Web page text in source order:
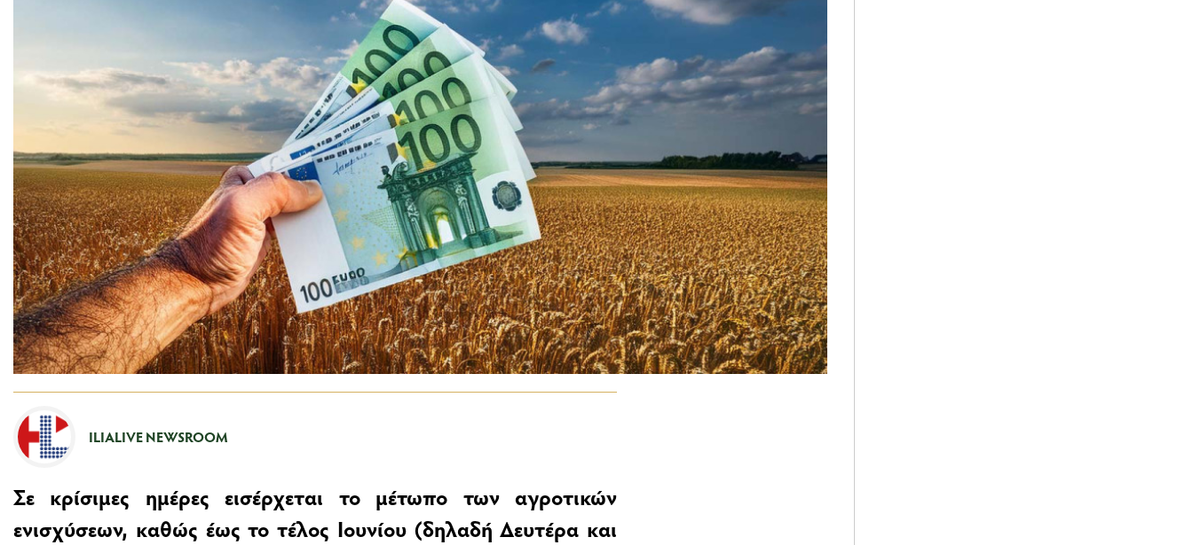
ILIALIVE NEWSROOM
Σε κρίσιμες ημέρες εισέρχεται το μέτωπο των αγροτικών
ενισχύσεων, καθώς έως το τέλος Ιουνίου (δηλαδή Δευτέρα και